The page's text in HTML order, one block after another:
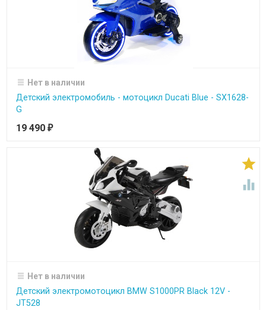
Нет в наличии
Детский электромобиль - мотоцикл Ducati Blue - SX1628-
G
19 490 ₽


Нет в наличии
Детский электромотоцикл BMW S1000PR Black 12V -
JT528